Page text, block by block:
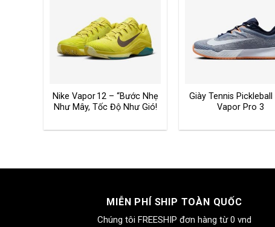
Nike Vapor 12 – “Bước Nhẹ
Như Mây, Tốc Độ Như Gió!
Giày Tennis Pickleball
Vapor Pro 3
MIỄN PHÍ SHIP TOÀN QUỐC
Chúng tôi FREESHIP đơn hàng từ 0 vnd